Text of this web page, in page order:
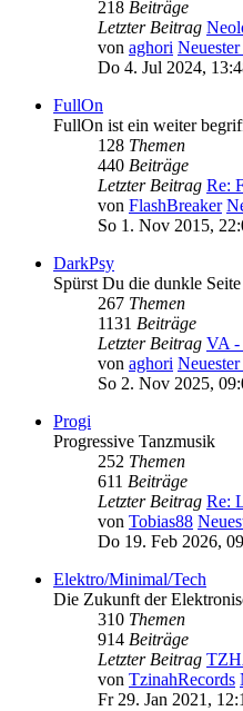
218 Beiträge
Letzter Beitrag
von aghori
Do 4. Jul 2024,
FullOn
FullOn ist ein weiter
128 Themen
440 Beiträge
Letzter Beitrag Re:
von FlashBreaker
So 1. Nov 2015,
DarkPsy
Spürst Du die dunkle
267 Themen
1131 Beiträge
Letzter Beitrag VA -
von aghori
So 2. Nov 2025,
Progi
Progressive Tanzmusik
252 Themen
611 Beiträge
Letzter Beitrag Re:
von Tobias88
Do 19. Feb 2026,
Elektro/Minimal/Tech
Die Zukunft der
310 Themen
914 Beiträge
Letzter Beitrag
von TzinahRecords
Fr 29. Jan 2021,